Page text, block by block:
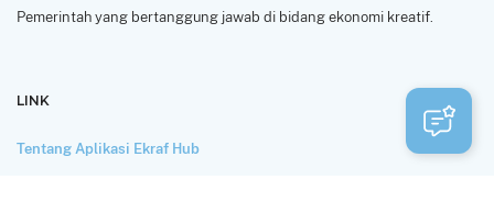
Pemerintah yang bertanggung jawab di bidang ekonomi kreatif.
LINK
Tentang Aplikasi Ekraf Hub